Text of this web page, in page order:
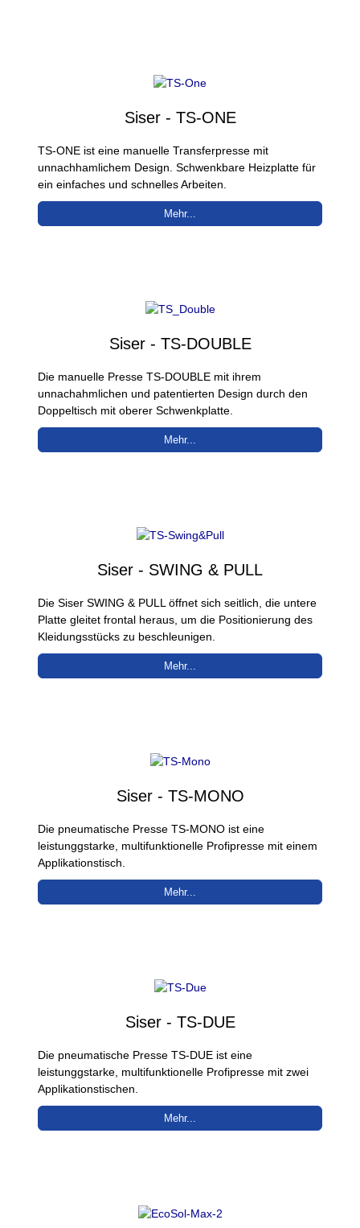
Siser - TS-ONE
TS-ONE ist eine manuelle Transferpresse mit
unnachhamlichem Design. Schwenkbare Heizplatte für
ein einfaches und schnelles Arbeiten.
Mehr...
Siser - TS-DOUBLE
Die manuelle Presse TS-DOUBLE mit ihrem
unnachahmlichen und patentierten Design durch den
Doppeltisch mit oberer Schwenkplatte.
Mehr...
Siser - SWING & PULL
Die Siser SWING & PULL öffnet sich seitlich, die untere
Platte gleitet frontal heraus, um die Positionierung des
Kleidungsstücks zu beschleunigen.
Mehr...
Siser - TS-MONO
Die pneumatische Presse TS-MONO ist eine
leistunggstarke, multifunktionelle Profipresse mit einem
Applikationstisch.
Mehr...
Siser - TS-DUE
Die pneumatische Presse TS-DUE ist eine
leistunggstarke, multifunktionelle Profipresse mit zwei
Applikationstischen.
Mehr...